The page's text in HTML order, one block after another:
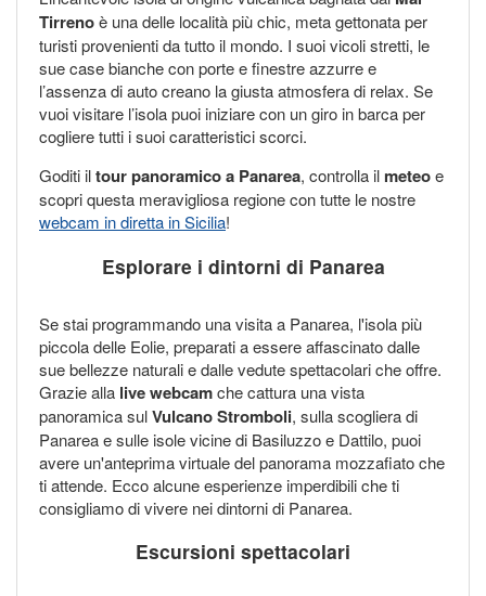
Tirrenoè una delle località più chic, meta gettonata per
turisti provenienti da tutto il mondo. I suoi vicoli stretti, le
sue case bianche con porte e finestre azzurre e
l’assenza di auto creano la giusta atmosfera di relax. Se
vuoi visitare l’isola puoi iniziare con un giro in barca per
cogliere tutti i suoi caratteristici scorci.
Goditi iltour panoramico a Panarea, controlla il meteoe
scopri questa meravigliosa regione con tutte le nostre
webcam in diretta in Sicilia!
Esplorare i dintorni di Panarea
Se stai programmando una visita a Panarea, l'isola più
piccola delle Eolie, preparati a essere affascinato dalle
sue bellezze naturali e dalle vedute spettacolari che offre.
Grazie alla live webcamche cattura una vista
panoramica sulVulcano Stromboli, sulla scogliera di
Panarea e sulle isole vicine di Basiluzzo e Dattilo, puoi
avere un'anteprima virtuale del panorama mozzafiato che
ti attende. Ecco alcune esperienze imperdibili che ti
consigliamo di vivere nei dintorni di Panarea.
Escursioni spettacolari